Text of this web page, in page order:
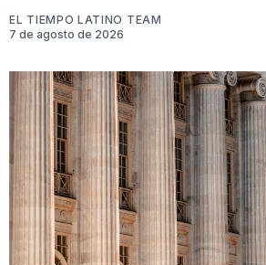
EL TIEMPO LATINO TEAM
7 de agosto de 2026